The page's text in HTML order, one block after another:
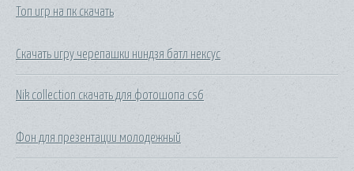
Топ игр на пк скачать
Скачать игру черепашки ниндзя батл нексус
Nik collection скачать для фотошопа cs6
Фон для презентации молодежный